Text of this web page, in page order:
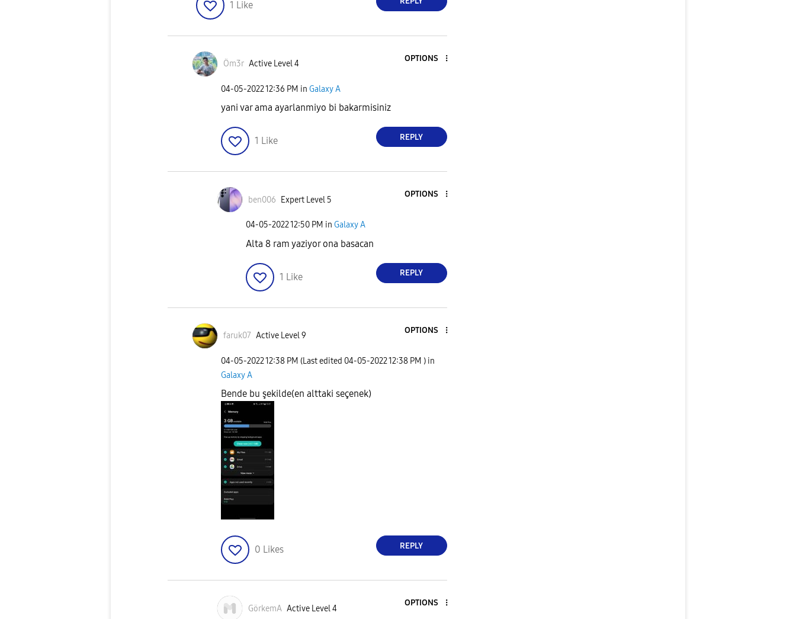
1 Like
Öm3r Active Level 4
OPTIONS
‎04-05-202212:36 PM in Galaxy A
yani var ama ayarlanmiyo bi bakarmisiniz
1 Like REPLY
ben006 Expert Level 5
OPTIONS
‎04-05-202212:50 PM in Galaxy A
Alta 8 ram yaziyor ona basacan
1 Like REPLY
faruk07 Active Level 9
OPTIONS
‎04-05-202212:38 PM (Last edited ‎04-05-202212:38 PM ) in
Galaxy A
Bende bu şekilde(en alttaki seçenek)
0 Likes REPLY
GörkemA Active Level 4
OPTIONS